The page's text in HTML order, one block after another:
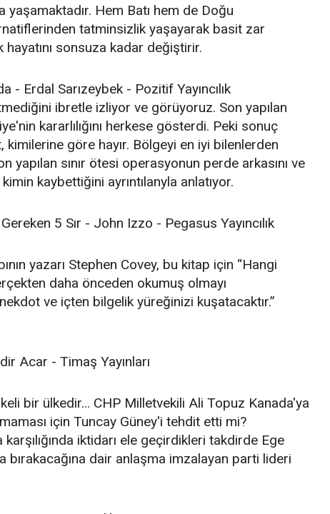
Hem Batı hem de Doğu
tatminsizlik yaşayarak basit zar
hayatını sonsuza kadar değiştirir.
- Erdal Sarızeybek - Pozitif Yayıncılık
ibretle izliyor ve görüyoruz. Son yapılan
kararlılığını herkese gösterdi. Peki sonuç
göre hayır. Bölgeyi en iyi bilenlerden
yapılan sınır ötesi operasyonun perde arkasını ve
kaybettiğini ayrıntılanyla anlatıyor.
5 Sır - John Izzo - Pegasus Yayıncılık
yazarı Stephen Covey, bu kitap için “Hangi
daha önceden okumuş olmayı
ve içten bilgelik yüreğinizi kuşatacaktır.”
Acar - Timaş Yayınları
bir ülkedir… CHP Milletvekili Ali Topuz Kanada'ya
için Tuncay Güney'i tehdit etti mi?
iktidarı ele geçirdikleri takdirde Ege
bırakacağına dair anlaşma imzalayan parti lideri